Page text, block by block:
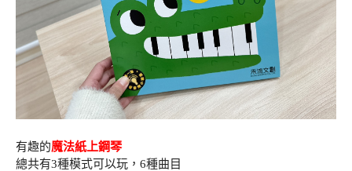
有趣的魔法紙上鋼琴
總共有3種模式可以玩，6種曲目